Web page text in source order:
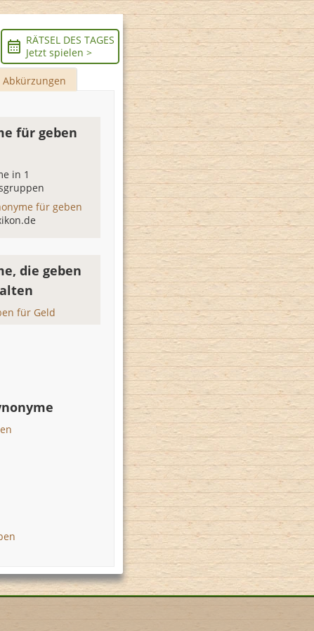
RÄTSEL DES TAGES
Jetzt spielen >
Abkürzungen
für geben
in 1
für geben
die geben
für Geld